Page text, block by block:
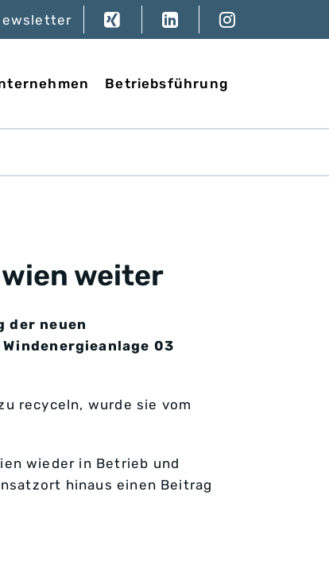
Betriebsführung
weiter
der neuen
03
recyceln, wurde sie vom
wieder in Betrieb und
hinaus einen Beitrag